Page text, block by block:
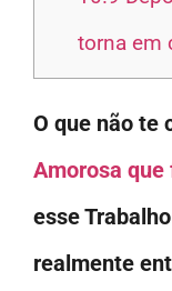
torna em
O que não te
Amorosa
esse
realmente